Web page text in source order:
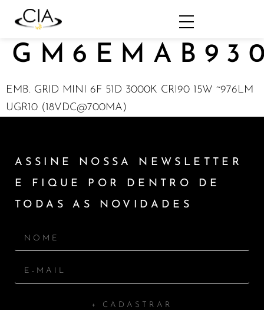
EMB. GRID MINI 6F 51D 3000K CRI90 15W ~976LM
UGR10 (18VDC@700MA)
ASSINE NOSSA NEWSLETTER
E FIQUE POR DENTRO DE
TODAS AS NOVIDADES
+ CADASTRAR